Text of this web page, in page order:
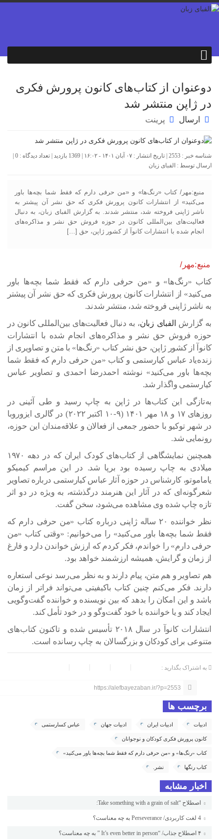
دوعنوان از کتاب‌های کانون پرورش فکری
در ژاپن منتشر شد
ارسال پرینت
شناسه خبر : 2553 | تاریخ انتشار : ۰۷ آبان ۱۴۰۱ - ۱۶:۰۲ | 1369 بازدید | تعداد دیدگاه : 0
ارسال توسط : الفبای زبان
منبع:مهر/ کتاب «رنگ‌ها» و «من حرفی دارم که فقط شما بچه‌ها باور
می‌کنید» از انتشارات کانون پرورش فکری که حق نشر آن پیشتر به
ناشر ژاپنی فروخته شد، منتشر شدند. به گزارش الفبای زبان، به دنبال
فعالیت‌های بین‌المللی کانون در حوزه فروش حق نشر و مذاکره‌های
انجام شده با انتشارات کانوآ از کشور ژاپن، حق […]
منبع:مهر/
کتاب «رنگ‌ها» و «من حرفی دارم که فقط شما بچه‌ها باور
می‌کنید» از انتشارات کانون پرورش فکری که حق نشر آن پیشتر
به ناشر ژاپنی فروخته شد، منتشر شدند.
به گزارش الفبای زبان، به دنبال فعالیت‌های بین‌المللی کانون در
حوزه فروش حق نشر و مذاکره‌های انجام شده با انتشارات
کانوآ از کشور ژاپن، حق نشر کتاب «رنگ‌ها» با متن و تصاویری از
زنده‌یاد عباس کیارستمی و کتاب «من حرفی دارم که فقط شما
بچه‌ها باور می‌کنید» نوشته احمدرضا احمدی و تصاویر عباس
کیارستمی واگذار شد.
به‌تازگی این کتاب‌ها در ژاپن به چاپ رسید و طی آئینی در
روزهای ۱۷ و ۱۸ مهر ۱۴۰۱ (۹-۱۰ اکتبر ۲۰۲۲) در گالری ایزوروبا
در شهر توکیو با حضور جمعی از فعالان و علاقه‌مندان این حوزه،
رونمایی شد.
همچنین نمایشگاهی از کتاب‌های کودک ایران که در دهه ۱۹۷۰
میلادی به چاپ رسیده بود برپا شد. در این مراسم کیمیکو
یاماموتو، کارشناس در حوزه آثار عباس کیارستمی درباره تصاویر
شعرگونه‌ای که در آثار این هنرمند درگذشته، به ویژه در دو اثر
تازه چاپ شده وی مشاهده می‌شود، سخن گفت.
نظر خواننده ۲۰ ساله ژاپنی درباره کتاب «من حرفی دارم که
فقط شما بچه‌ها باور می‌کنید» را می‌خوانیم: «وقتی کتاب «من
حرفی دارم» را خواندم، فکر کردم که ارزش خواندن دارد و فارغ
از زمان و گرایش، همیشه ارزشمند خواهد بود.
هم تصاویر و هم متن، پیام دارند و به نظر می‌رسد نوعی استعاره
دارند. فکر می‌کنم چنین کتاب باکیفیتی می‌تواند فراتر از زمان
باشد و این امکان را بدهد که بین نویسنده و خواننده گفت‌وگویی
ایجاد کند و یا خواننده با خود گفت‌وگو و در خود تأمل کند.
انتشارات کانوآ در سال ۲۰۱۸ تأسیس شده و تاکنون کتاب‌های
متنوعی برای کودکان و بزرگسالان به چاپ رسانده است.
به اشتراک بگذارید :
https://alefbayezaban.ir/?p=2553
برچسب ها
ادبیات ادبیات ایران ادبیات جهان عباس کسارستمی
کانون پرورش فکری کودکان و نوجوانان
کتاب «رنگ‌ها» و «من حرفی دارم که فقط شما بچه‌ها باور می‌کنید»
کتاب رنگها نشر.
اخبار مشابه
اصطلاح “Take something with a grain of salt: